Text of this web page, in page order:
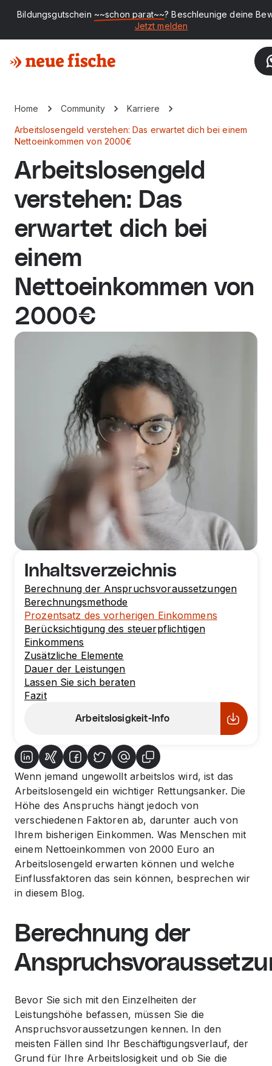
Bildungsgutschein ~~schon parat~~? Beschleunige deine
Jetzt melden
Home Community Karriere
Arbeitslosengeld verstehen: Das erwartet dich bei einem
Nettoeinkommen von 2000€
Arbeitslosengeld
verstehen: Das
erwartet dich bei
einem
Nettoeinkommen von
2000€
Inhaltsverzeichnis
Berechnung der Anspruchsvoraussetzungen
Berechnungsmethode
Prozentsatz des vorherigen Einkommens
Berücksichtigung des steuerpflichtigen
Einkommens
Zusätzliche Elemente
Dauer der Leistungen
Lassen Sie sich beraten
Fazit
Arbeitslosigkeit-Info
Wenn jemand ungewollt arbeitslos wird, ist das
Arbeitslosengeld ein wichtiger Rettungsanker. Die
Höhe des Anspruchs hängt jedoch von
verschiedenen Faktoren ab, darunter auch von
Ihrem bisherigen Einkommen. Was Menschen mit
einem Nettoeinkommen von 2000 Euro an
Arbeitslosengeld erwarten können und welche
Einflussfaktoren das sein können, besprechen wir
in diesem Blog.
Berechnung der
Bevor Sie sich mit den Einzelheiten der
Leistungshöhe befassen, müssen Sie die
Anspruchsvoraussetzungen kennen. In den
meisten Fällen sind Ihr Beschäftigungsverlauf, der
Grund für Ihre Arbeitslosigkeit und ob Sie die